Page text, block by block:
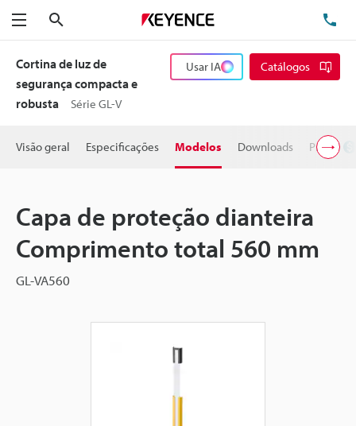
Menu
Cortina de luz de
segurança compacta e
robusta
Série GL-V
Usar IA Catálogos
Visão geral Especificações Modelos Downloads Preço
Capa de proteção dianteira
Comprimento total 560 mm
GL-VA560